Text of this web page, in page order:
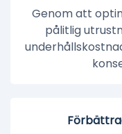
Genom att
pålitlig